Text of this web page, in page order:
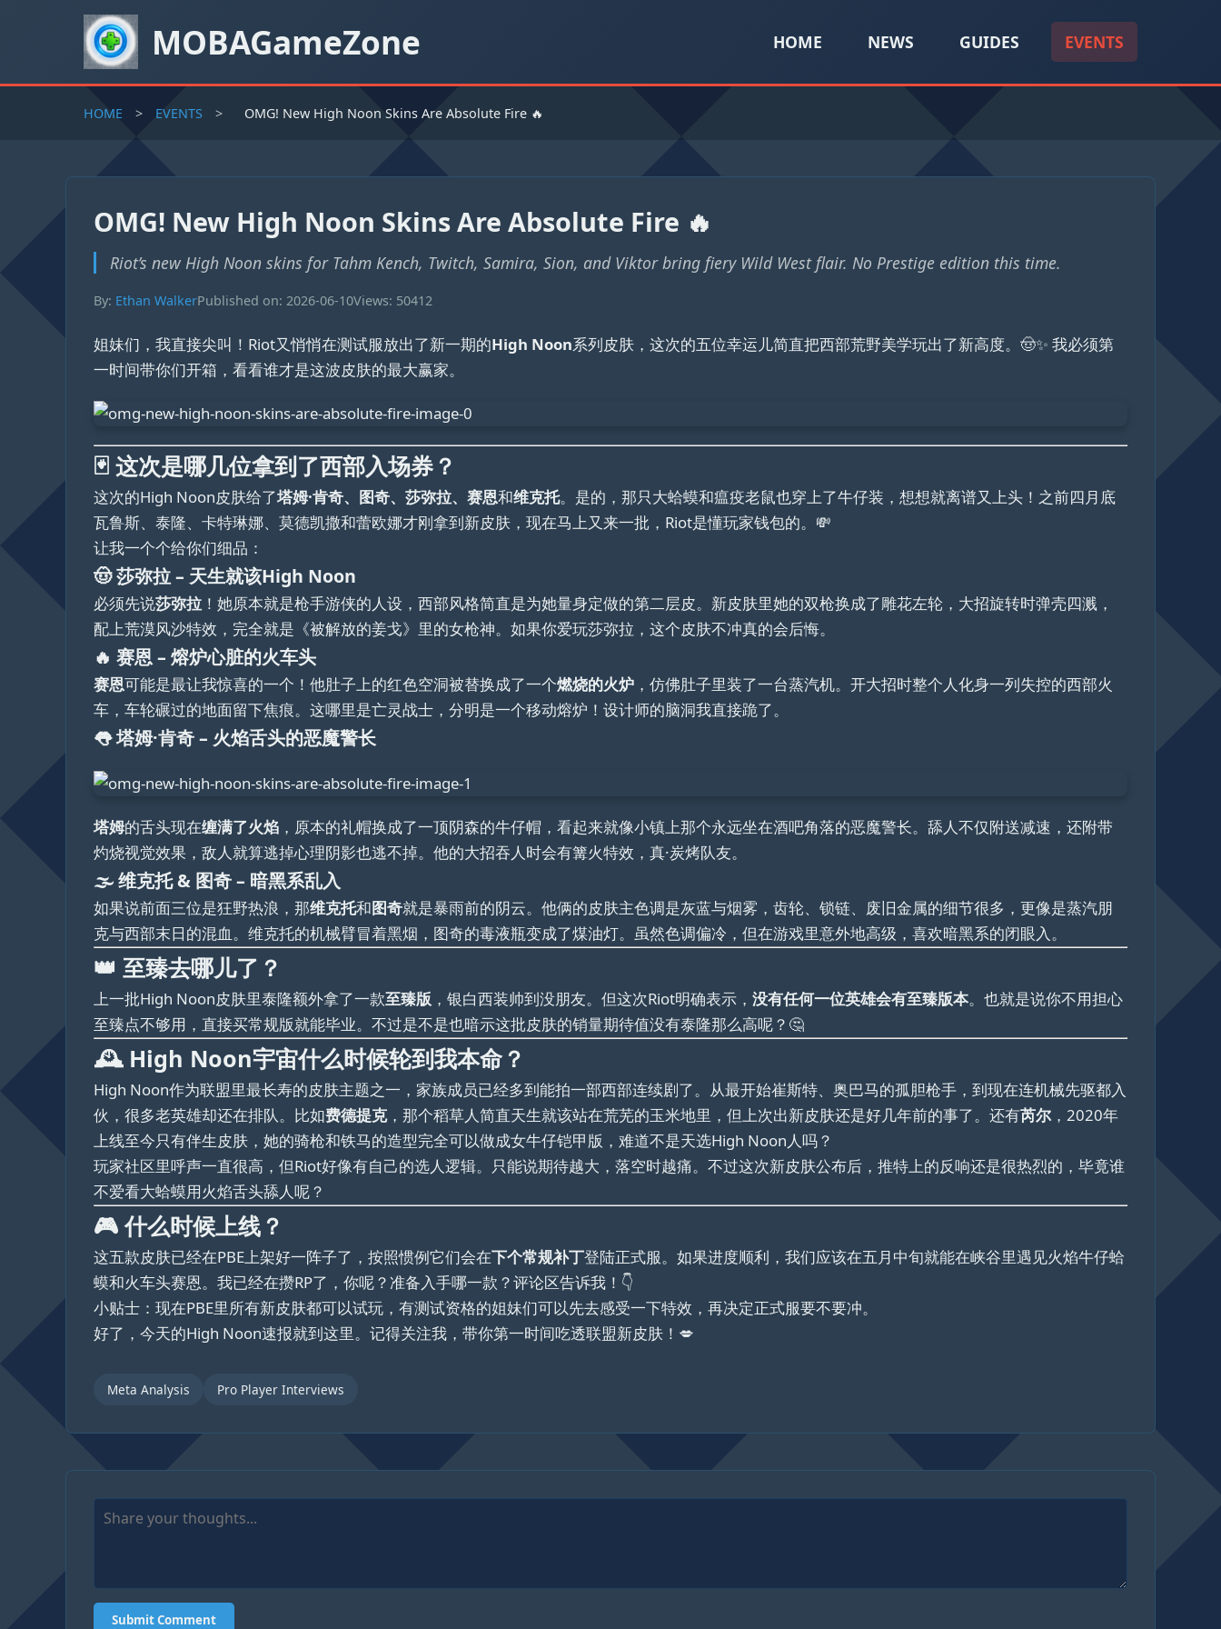
MOBAGameZone HOME NEWS GUIDES EVENTS
HOME > EVENTS > OMG! New High Noon Skins Are Absolute Fire 🔥
OMG! New High Noon Skins Are Absolute Fire 🔥
Riot’s new High Noon skins for Tahm Kench, Twitch, Samira, Sion, and Viktor bring fiery Wild West flair. No Prestige edition this time.
By: Ethan WalkerPublished on: 2026-06-10Views: 50412
姐妹们，我直接尖叫！Riot又悄悄在测试服放出了新一期的High Noon系列皮肤，这次的五位幸运儿简直把西部荒野美学玩出了新高度。🤠✨ 我必须第
一时间带你们开箱，看看谁才是这波皮肤的最大赢家。
🃏 这次是哪几位拿到了西部入场券？
这次的High Noon皮肤给了塔姆·肯奇、图奇、莎弥拉、赛恩和维克托。是的，那只大蛤蟆和瘟疫老鼠也穿上了牛仔装，想想就离谱又上头！之前四月底
瓦鲁斯、泰隆、卡特琳娜、莫德凯撒和蕾欧娜才刚拿到新皮肤，现在马上又来一批，Riot是懂玩家钱包的。💸
让我一个个给你们细品：
🤠 莎弥拉 – 天生就该High Noon
必须先说莎弥拉 ！她原本就是枪手游侠的人设，西部风格简直是为她量身定做的第二层皮。新皮肤里她的双枪换成了雕花左轮，大招旋转时弹壳四溅，
配上荒漠风沙特效，完全就是《被解放的姜戈》里的女枪神。如果你爱玩莎弥拉，这个皮肤不冲真的会后悔。
🔥 赛恩 – 熔炉心脏的火车头
赛恩可能是最让我惊喜的一个！他肚子上的红色空洞被替换成了一个燃烧的火炉 ，仿佛肚子里装了一台蒸汽机。开大招时整个人化身一列失控的西部火
车，车轮碾过的地面留下焦痕。这哪里是亡灵战士，分明是一个移动熔炉！设计师的脑洞我直接跪了。
👅 塔姆·肯奇 – 火焰舌头的恶魔警长
塔姆的舌头现在缠满了火焰 ，原本的礼帽换成了一顶阴森的牛仔帽，看起来就像小镇上那个永远坐在酒吧角落的恶魔警长。舔人不仅附送减速，还附带
灼烧视觉效果，敌人就算逃掉心理阴影也逃不掉。他的大招吞人时会有篝火特效，真·炭烤队友。
🌫️ 维克托 & 图奇 – 暗黑系乱入
如果说前面三位是狂野热浪，那维克托和图奇就是暴雨前的阴云。他俩的皮肤主色调是灰蓝与烟雾，齿轮、锁链、废旧金属的细节很多，更像是蒸汽朋
克与西部末日的混血。维克托的机械臂冒着黑烟，图奇的毒液瓶变成了煤油灯。虽然色调偏冷，但在游戏里意外地高级，喜欢暗黑系的闭眼入。
👑 至臻去哪儿了？
上一批High Noon皮肤里泰隆额外拿了一款至臻版 ，银白西装帅到没朋友。但这次Riot明确表示， 没有任何一位英雄会有至臻版本。也就是说你不用担心
至臻点不够用，直接买常规版就能毕业。不过是不是也暗示这批皮肤的销量期待值没有泰隆那么高呢？🤔
🕰️ High Noon宇宙什么时候轮到我本命？
High Noon作为联盟里最长寿的皮肤主题之一，家族成员已经多到能拍一部西部连续剧了。从最开始崔斯特、奥巴马的孤胆枪手，到现在连机械先驱都入
伙，很多老英雄却还在排队。比如费德提克，那个稻草人简直天生就该站在荒芜的玉米地里，但上次出新皮肤还是好几年前的事了。还有芮尔 ，2020年
上线至今只有伴生皮肤，她的骑枪和铁马的造型完全可以做成女牛仔铠甲版，难道不是天选High Noon人吗？
玩家社区里呼声一直很高，但Riot好像有自己的选人逻辑。只能说期待越大，落空时越痛。不过这次新皮肤公布后，推特上的反响还是很热烈的，毕竟谁
不爱看大蛤蟆用火焰舌头舔人呢？
🎮 什么时候上线？
这五款皮肤已经在PBE上架好一阵子了，按照惯例它们会在下个常规补丁登陆正式服。如果进度顺利，我们应该在五月中旬就能在峡谷里遇见火焰牛仔蛤
蟆和火车头赛恩。我已经在攒RP了，你呢？准备入手哪一款？评论区告诉我！👇
小贴士：现在PBE里所有新皮肤都可以试玩，有测试资格的姐妹们可以先去感受一下特效，再决定正式服要不要冲。
好了，今天的High Noon速报就到这里。记得关注我，带你第一时间吃透联盟新皮肤！💋
Meta Analysis Pro Player Interviews
Submit Comment